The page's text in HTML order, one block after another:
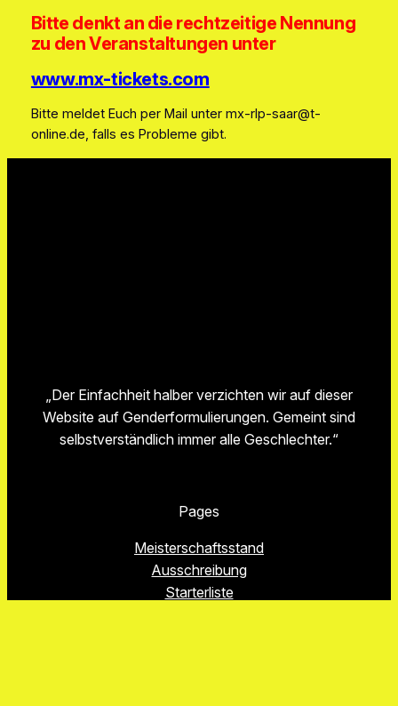
Bitte denkt an die rechtzeitige Nennung
zu den Veranstaltungen unter
www.mx-tickets.com
Bitte meldet Euch per Mail unter mx-rlp-saar@t-
online.de, falls es Probleme gibt.
„Der Einfachheit halber verzichten wir auf dieser
Website auf Genderformulierungen. Gemeint sind
selbstverständlich immer alle Geschlechter.“
Pages
Meisterschaftsstand
Ausschreibung
Starterliste